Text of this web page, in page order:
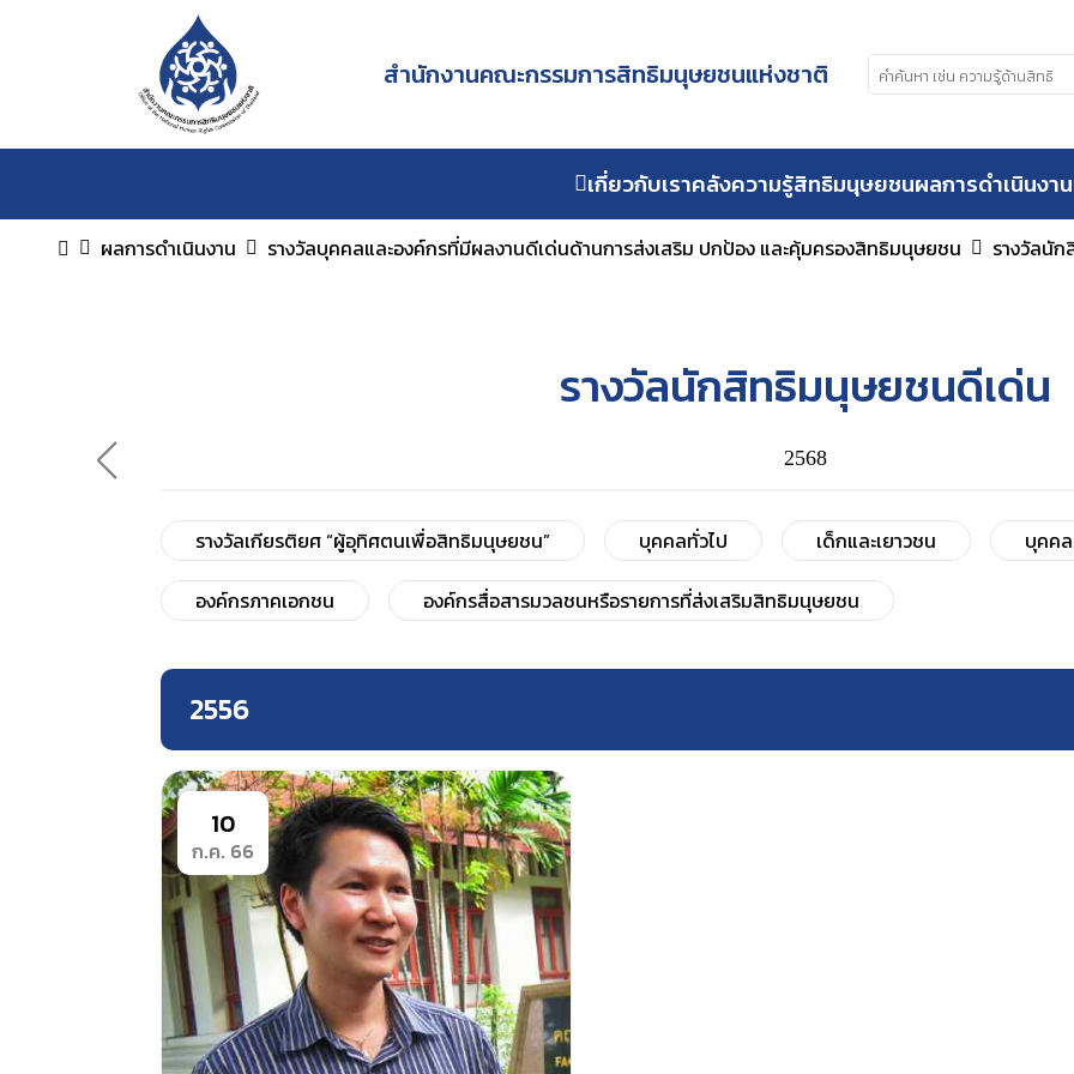
สำนักงานคณะกรรมการสิทธิมนุษยชนแห่งชาติ
เกี่ยวกับเราคลังความรู้สิทธิมนุษยชนผลการดำเนินงาน
ผลการดำเนินงาน รางวัลบุคคลและองค์กรที่มีผลงานดีเด่นด้านการส่งเสริม ปกป้อง และคุ้มครองสิทธิมนุษยชน รางวัลนั
รางวัลนักสิทธิมนุษยชนดีเด่น
2568
รางวัลเกียรติยศ “ผู้อุทิศตนเพื่อสิทธิมนุษยชน” บุคคลทั่วไป เด็กและเยาวชน บุคค
องค์กรภาคเอกชน องค์กรสื่อสารมวลชนหรือรายการที่ส่งเสริมสิทธิมนุษยชน
2556
10
ก.ค. 66